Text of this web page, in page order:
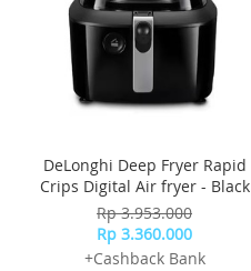
DeLonghi Deep Fryer Rapid
Crips Digital Air fryer - Black
Rp 3.953.000
Rp 3.360.000
+Cashback Bank